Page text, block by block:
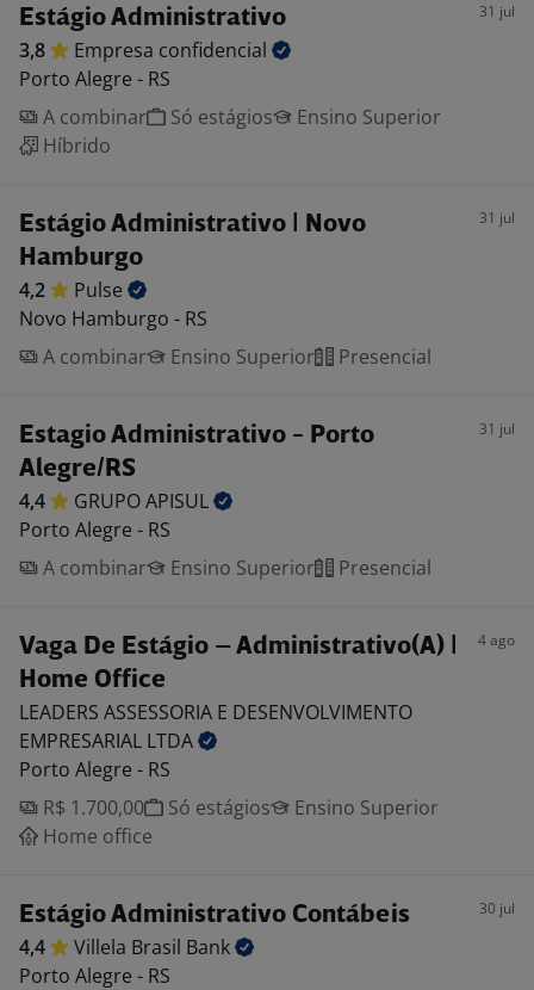
Estágio Administrativo 31 jul
3,8 Empresa confidencial
Porto Alegre - RS
A combinar
Só estágios
Ensino Superior
Híbrido
Estágio Administrativo | Novo
Hamburgo
31 jul
4,2
Pulse
Novo Hamburgo - RS
A combinar
Ensino Superior Presencial
Estagio Administrativo - Porto
Alegre/RS
31 jul
4,4 GRUPOAPISUL
Porto Alegre - RS
A combinar
Ensino Superior Presencial
Vaga De Estágio – Administrativo(A) |
Home Office
4 ago
LEADERS ASSESSORIA E DESENVOLVIMENTO
EMPRESARIAL LTDA
Porto Alegre - RS
R$ 1.700,00
Só estágios
Ensino Superior
Home office
Estágio Administrativo Contábeis 30 jul
4,4 Villela Brasil Bank
Porto Alegre - RS